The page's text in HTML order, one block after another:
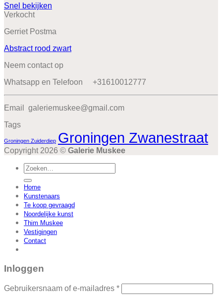
Snel bekijken
Verkocht
Gerriet Postma
Abstract rood zwart
Neem contact op
Whatsapp en Telefoon +31610012777
Email galeriemuskee@gmail.com
Tags
Groningen Zuiderdiep Groningen Zwanestraat
Copyright 2026 © Galerie Muskee
Zoeken
naar:
Home
Kunstenaars
Te koop gevraagd
Noordelijke kunst
Thim Muskee
Vestigingen
Contact
Inloggen
Gebruikersnaam of e-mailadres *Vereist